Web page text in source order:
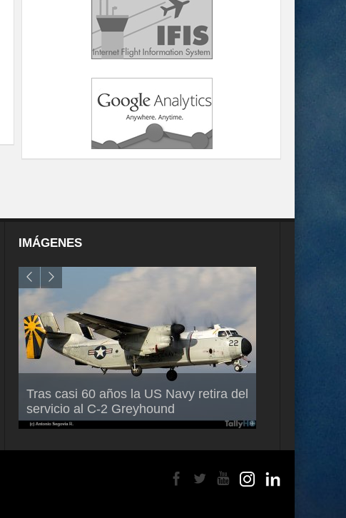
IMÁGENES
Tras casi 60 años la US Navy retira del
servicio al C-2 Greyhound
Air France-KLM anuncia a Guilhem
Mallet como nuevo Director General
para América Latina